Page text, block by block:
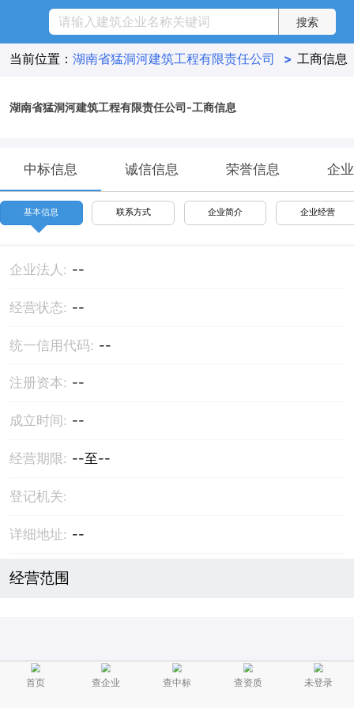
当前位置： 湖南省猛洞河建筑工程有限责任公司 > 工商信息
湖南省猛洞河建筑工程有限责任公司-工商信息
中标信息 诚信信息 荣誉信息 企
基本信息 联系方式 企业简介 企业经营
企业法人: --
经营状态: --
统一信用代码: --
注册资本: --
成立时间: --
经营期限: --至--
登记机关:
详细地址: --
经营范围
首页 查企业 查中标 查资质 未登录